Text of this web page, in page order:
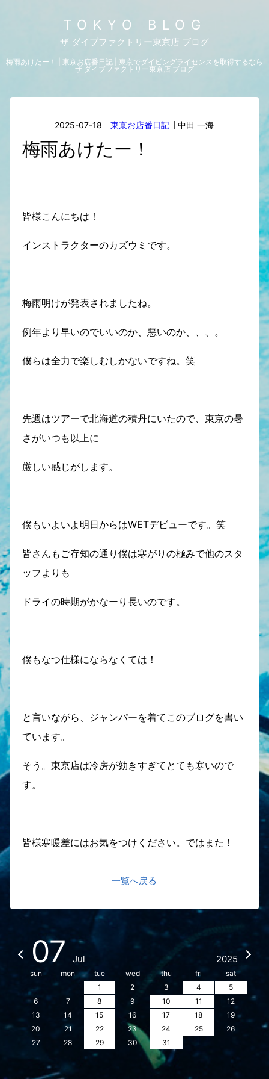
TOKYO BLOG
ザ ダイブファクトリー東京店 ブログ
梅雨あけたー！ | 東京お店番日記 | 東京でダイビングライセンスを取得するなら
ザ ダイブファクトリー東京店 ブログ
2025-07-18 東京お店番日記 中田 一海
梅雨あけたー！
皆様こんにちは！
インストラクターのカズウミです。
梅雨明けが発表されましたね。
例年より早いのでいいのか、悪いのか、、、。
僕らは全力で楽しむしかないですね。笑
先週はツアーで北海道の積丹にいたので、東京の暑
さがいつも以上に
厳しい感じがします。
僕もいよいよ明日からはWETデビューです。笑
皆さんもご存知の通り僕は寒がりの極みで他のスタ
ッフよりも
ドライの時期がかなーり長いのです。
僕もなつ仕様にならなくては！
と言いながら、ジャンパーを着てこのブログを書い
ています。
そう。東京店は冷房が効きすぎてとても寒いので
す。
皆様寒暖差にはお気をつけください。ではまた！
一覧へ戻る
07 Jul 2025
sun mon tue wed thu fri
sat
1
2 3 4
5
6
7 8 9 10 11
12
13
14 15 16 17 18
19
20
21 22 23 24 25
26
27
28 29 30 31